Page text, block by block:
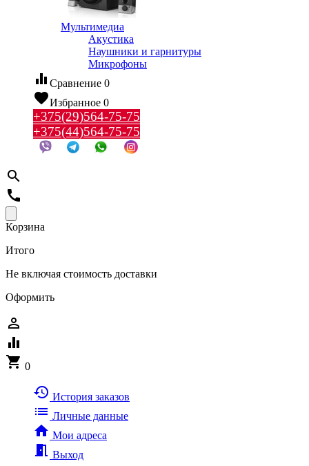
Мультимедиа
Акустика
Наушники и гарнитуры
Микрофоны
equalizer Сравнение 0
favoriteИзбранное 0
+375(29)564-75-75
+375(44)564-75-75
search
call
Корзина
Итого
Не включая стоимость доставки
Оформить
person_outline
equalizer
shopping_cart 0
history История заказов
list Личные данные
home Мои адреса
meeting_room Выход